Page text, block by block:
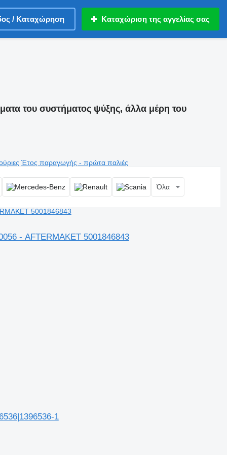
/ Καταχώρηση Καταχώριση της αγγελίας σας
του συστήματος ψύξης, άλλα μέρη του
Έτος παραγωγής - πρώτα παλιές
Όλα
- AFTERMAKET 5001846843
1